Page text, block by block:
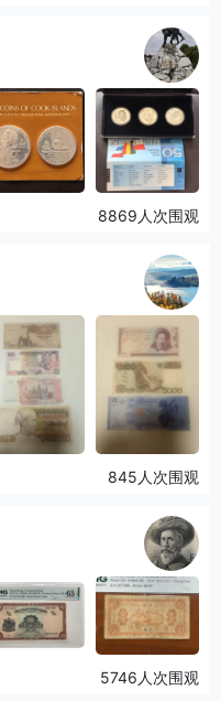
8869人次围观
845人次围观
5746人次围观